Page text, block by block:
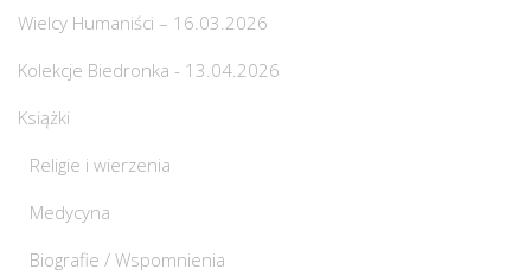
Wielcy Humaniści – 16.03.2026
Kolekcje Biedronka - 13.04.2026
Książki
Religie i wierzenia
Medycyna
Biografie / Wspomnienia